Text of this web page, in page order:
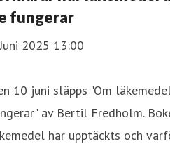
fungerar
2025 13:00
10 juni släpps "Om
av Bertil Fredholm.
har upptäckts och